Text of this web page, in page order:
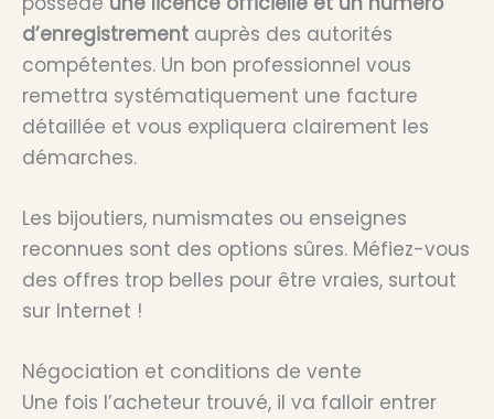
d’enregistrement auprès des autorités
compétentes. Un bon professionnel vous
remettra systématiquement une facture
détaillée et vous expliquera clairement les
démarches.
Les bijoutiers, numismates ou enseignes
reconnues sont des options sûres. Méfiez-vous
des offres trop belles pour être vraies, surtout
sur Internet !
Négociation et conditions de vente
Une fois l’acheteur trouvé, il va falloir entrer